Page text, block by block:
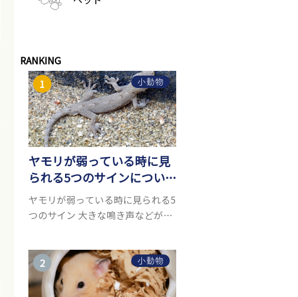
RANKING
小動物
ヤモリが弱っている時に見
られる5つのサインについ
て詳しくご紹介！
ヤモリが弱っている時に見られる5
つのサイン 大きな鳴き声などがな
して人気が高まっているヤモリを
お迎えしたいと思う人も多いので
はないでしょうか...
小動物